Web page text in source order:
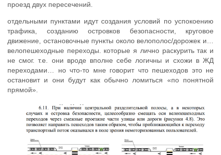
проезд двух пересечений.
отдельными пунктами идут создания условий по успокоению
трафика, созданию островков безопасности, круговое
движение, остановочные пункты около велополос/дорожек и…
велопешеходные переходы. которые я лично раскурить так и
не смог. т.е. они вроде вполне себе логичны и схожи в ЖД
переходами… но что-то мне говорит что пешеходов это не
остановит и они будут как обычно ломиться «по понятной
прямой».